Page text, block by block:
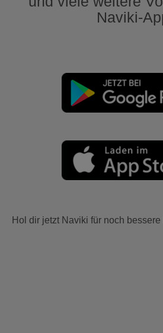
Naviki-
Hol dir jetzt Naviki für noch